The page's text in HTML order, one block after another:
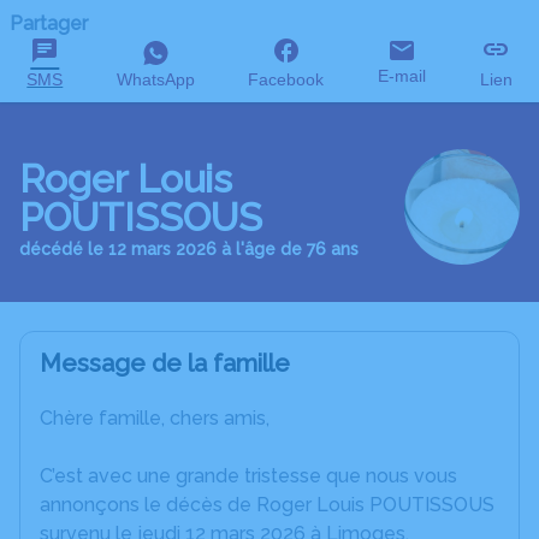
Partager
SMS WhatsApp Facebook E-mail Lien
Roger Louis
POUTISSOUS
décédé le 12 mars 2026 à l'âge de 76 ans
Message de la famille
Chère famille, chers amis,
C’est avec une grande tristesse que nous vous
annonçons le décès de Roger Louis POUTISSOUS
survenu le jeudi 12 mars 2026 à Limoges.